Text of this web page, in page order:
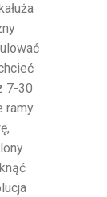
7-30
ramy